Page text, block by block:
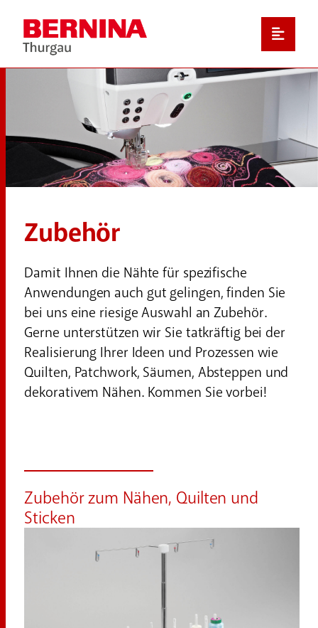
Zubehör
Damit Ihnen die Nähte für spezifische
Anwendungen auch gut gelingen, finden Sie
bei uns eine riesige Auswahl an Zubehör.
Gerne unterstützen wir Sie tatkräftig bei der
Realisierung Ihrer Ideen und Prozessen wie
Quilten, Patchwork, Säumen, Absteppen und
dekorativem Nähen. Kommen Sie vorbei!
Zubehör zum Nähen, Quilten und
Sticken